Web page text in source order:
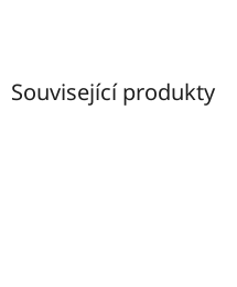
Související produkty